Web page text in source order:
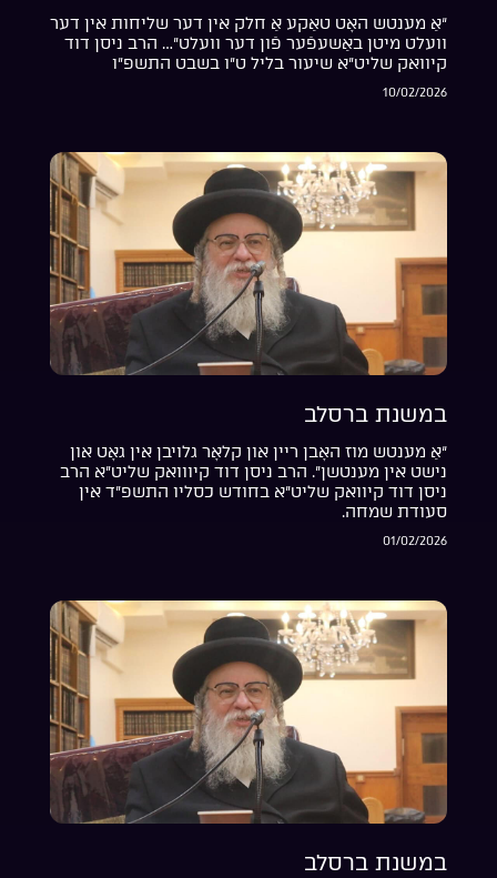
“אַ מענטש האָט טאַקע אַ חלק אין דער שליחות אין דער
וועלט מיטן באַשעפֿער פֿון דער וועלט”… הרב ניסן דוד
קיוואק שליט”א שיעור בליל ט”ו בשבט התשפ”ו
10/02/2026
במשנת ברסלב
“אַ מענטש מוז האָבן ריין און קלאָר גלויבן אין גאָט און
נישט אין מענטשן”. הרב ניסן דוד קיווואק שליט”א הרב
ניסן דוד קיוואק שליט”א בחודש כסליו התשפ”ד אין
סעודת שמחה.
01/02/2026
במשנת ברסלב